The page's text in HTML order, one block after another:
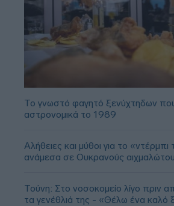
Το γνωστό φαγητό ξενύχτηδων
αστρονομικά το 1989
Αλήθειες και μύθοι για το
ανάμεσα σε Ουκρανούς
Τούνη: Στο νοσοκομείο λίγο πριν
τα γενέθλιά της - «Θέλω ένα καλό